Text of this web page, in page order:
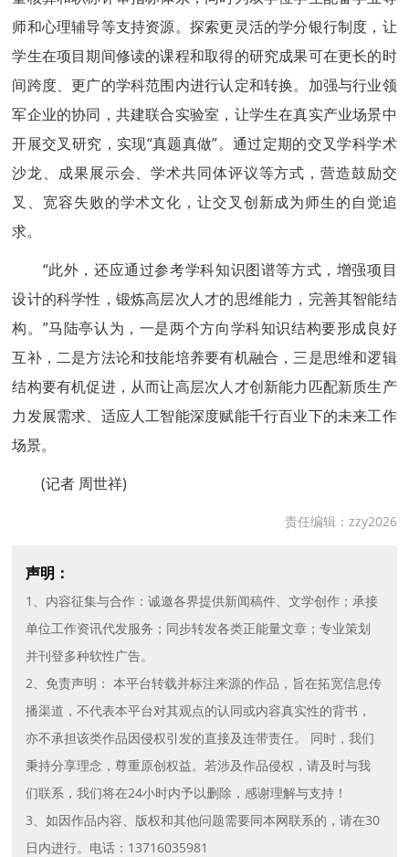
师和心理辅导等支持资源。探索更灵活的学分银行制度，让
学生在项目期间修读的课程和取得的研究成果可在更长的时
间跨度、更广的学科范围内进行认定和转换。加强与行业领
军企业的协同，共建联合实验室，让学生在真实产业场景中
开展交叉研究，实现“真题真做”。通过定期的交叉学科学术
沙龙、成果展示会、学术共同体评议等方式，营造鼓励交
叉、宽容失败的学术文化，让交叉创新成为师生的自觉追
求。
“此外，还应通过参考学科知识图谱等方式，增强项目
设计的科学性，锻炼高层次人才的思维能力，完善其智能结
构。”马陆亭认为，一是两个方向学科知识结构要形成良好
互补，二是方法论和技能培养要有机融合，三是思维和逻辑
结构要有机促进，从而让高层次人才创新能力匹配新质生产
力发展需求、适应人工智能深度赋能千行百业下的未来工作
场景。
(记者 周世祥)
责任编辑：zzy2026
声明：
1、内容征集与合作：诚邀各界提供新闻稿件、文学创作；承接
单位工作资讯代发服务；同步转发各类正能量文章；专业策划
并刊登多种软性广告。
2、免责声明： 本平台转载并标注来源的作品，旨在拓宽信息传
播渠道，不代表本平台对其观点的认同或内容真实性的背书，
亦不承担该类作品因侵权引发的直接及连带责任。 同时，我们
秉持分享理念，尊重原创权益。若涉及作品侵权，请及时与我
们联系，我们将在24小时内予以删除，感谢理解与支持！
3、如因作品内容、版权和其他问题需要同本网联系的，请在30
日内进行。电话：13716035981